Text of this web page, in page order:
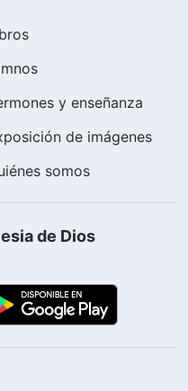
y enseñanza
de imágenes
somos
de Dios